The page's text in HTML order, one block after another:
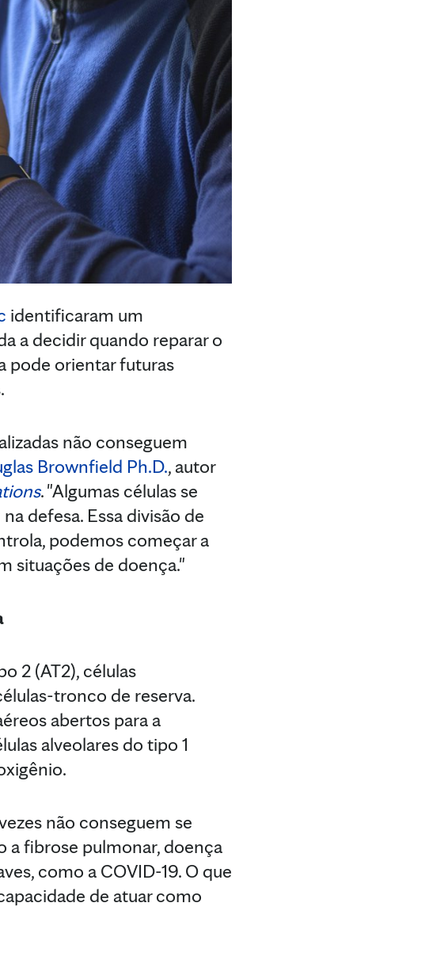
identificaram um
a decidir quando reparar o
pode orientar futuras
não conseguem
Brownfield Ph.D., autor
. "Algumas células se
defesa. Essa divisão de
podemos começar a
situações de doença."
2 (AT2), células
tronco de reserva.
abertos para a
alveolares do tipo 1
não conseguem se
a fibrose pulmonar, doença
como a COVID-19. O que
de atuar como